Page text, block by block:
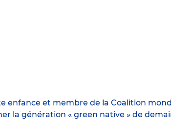
enfance et membre de la Coalition
la génération « green native » de